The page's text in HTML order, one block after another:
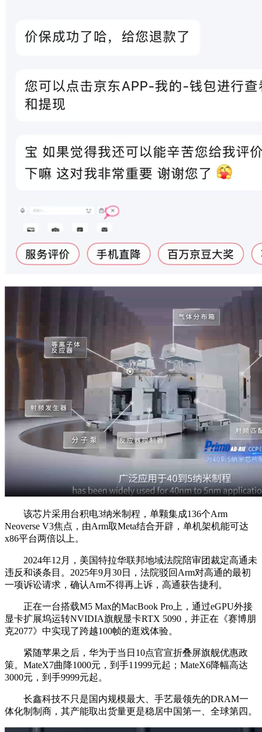
该芯片采用台积电3纳米制程，单颗集成136个Arm
Neoverse V3焦点，由Arm取Meta结合开辟，单机架机能可达
x86平台两倍以上。
2024年12月，美国特拉华联邦地域法院陪审团裁定高通未
违反和谈条目。2025年9月30日，法院驳回Arm对高通的最初
一项诉讼请求，确认Arm不得再上诉，高通获告捷利。
正在一台搭载M5 Max的MacBook Pro上，通过eGPU外接
显卡扩展坞运转NVIDIA旗舰显卡RTX 5090，并正在《赛博朋
克2077》中实现了跨越100帧的逛戏体验。
紧随苹果之后，华为于当日10点官宣折叠屏旗舰优惠政
策。MateX7曲降1000元，到手11999元起；MateX6降幅高达
3000元，到手9999元起。
长鑫科技不只是国内规模最大、手艺最领先的DRAM一
体化制制商，其产能取出货量更是稳居中国第一、全球第四。